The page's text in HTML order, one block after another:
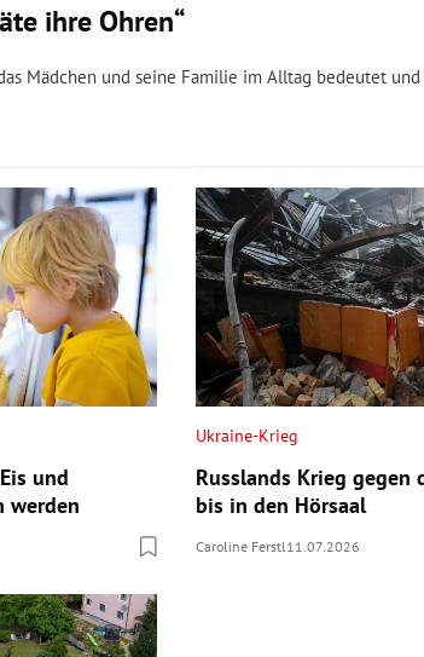
ihre Ohren“
Mädchen und seine Familie im Alltag bedeutet
und
werden
Ukraine-Krieg
Russlands Krieg gegen
bis in den Hörsaal
Caroline Ferstl11.07.2026